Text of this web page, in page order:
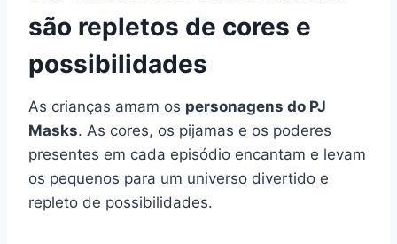
são repletos de cores e
possibilidades
As crianças amam os personagens do PJ
Masks. As cores, os pijamas e os poderes
presentes em cada episódio encantam e levam
os pequenos para um universo divertido e
repleto de possibilidades.